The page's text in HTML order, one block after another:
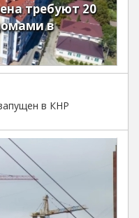
требуют 20
в
в КНР